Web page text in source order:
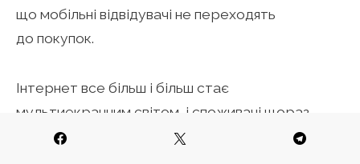
що мобільні відвідувачі не переходять
до покупок.
Інтернет все більш і більш стає
мультиекранним світом, і споживачі щораз
більше починають використовувати свої